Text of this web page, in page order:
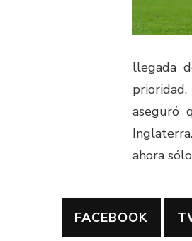
llegada
aseguró
ahora
FACEBOOK